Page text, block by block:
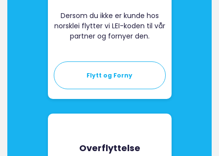
Dersom du ikke er kunde hos
norsklei flytter vi LEI-koden til vår
partner og fornyer den.
Flytt og Forny
Overflyttelse